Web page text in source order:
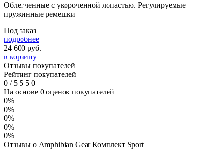
Облегченные с укороченной лопастью. Регулируемые
пружинные ремешки
Под заказ
подробнее
24 600 руб.
в корзину
Отзывы покупателей
Рейтинг покупателей
0 /5 5 5 0
На основе 0 оценок покупателей
0%
0%
0%
0%
0%
Отзывы о Amphibian Gear Комплект Sport